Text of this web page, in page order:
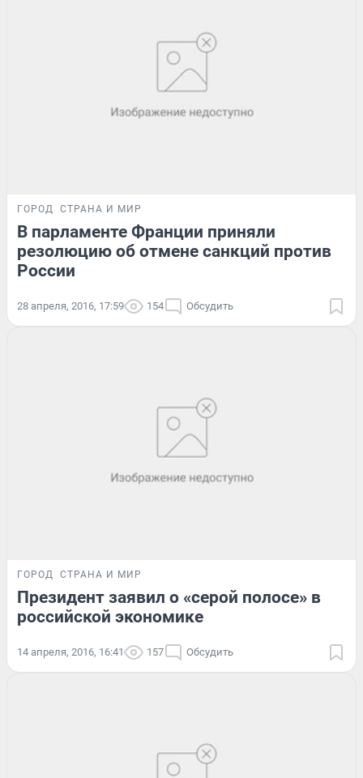
ГОРОД СТРАНА И МИР
В парламенте Франции приняли
резолюцию об отмене санкций против
России
28 апреля, 2016, 17:59 154 Обсудить
ГОРОД СТРАНА И МИР
Президент заявил о «серой полосе» в
российской экономике
14 апреля, 2016, 16:41 157 Обсудить